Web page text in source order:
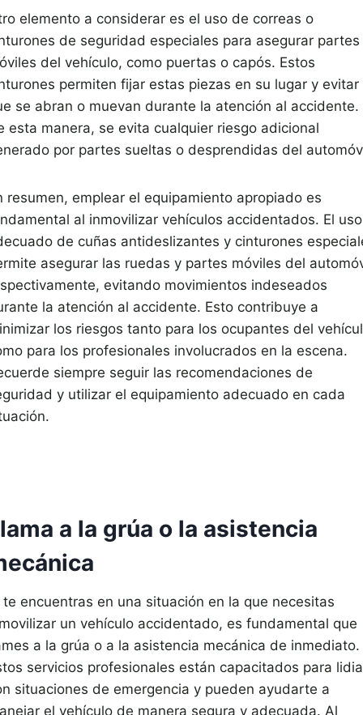
elemento a considerar es el uso de correas o
de seguridad especiales para asegurar partes
del vehículo, como puertas o capós. Estos
permiten fijar estas piezas en su lugar y evitar
se abran o muevan durante la atención al accidente.
esta manera, se evita cualquier riesgo adicional
por partes sueltas o desprendidas del
resumen, emplear el equipamiento apropiado es
al inmovilizar vehículos accidentados. El uso
de cuñas antideslizantes y cinturones
asegurar las ruedas y partes móviles del
evitando movimientos indeseados
la atención al accidente. Esto contribuye a
los riesgos tanto para los ocupantes del
para los profesionales involucrados en la escena.
siempre seguir las recomendaciones de
y utilizar el equipamiento adecuado en cada
a la grúa o la asistencia
te encuentras en una situación en la que necesitas
un vehículo accidentado, es fundamental que
a la grúa o a la asistencia mecánica de inmediato.
servicios profesionales están capacitados para
situaciones de emergencia y pueden ayudarte a
el vehículo de manera segura y adecuada. Al